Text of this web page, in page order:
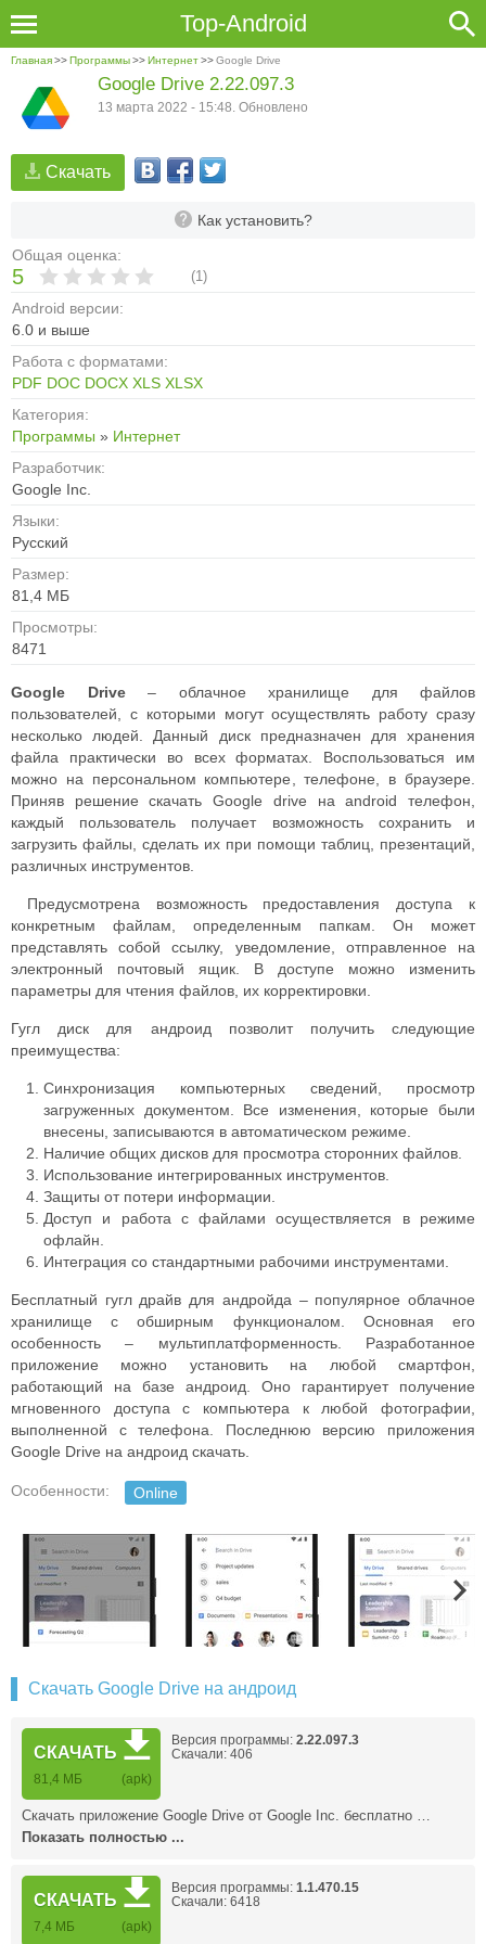
Top-Android
Главная>>Программы>>Интернет>>Google Drive
Скачать
Как установить?
Общая оценка:
5 (1)
Android версии:
6.0 и выше
Работа с форматами:
PDF DOC DOCX XLS XLSX
Категория:
Программы » Интернет
Разработчик:
Google Inc.
Языки:
Русский
Размер:
81,4 МБ
Просмотры:
8471
Google Drive 2.22.097.3
13 марта 2022 - 15:48. Обновлено
Google Drive – облачное хранилище для файлов
пользователей, с которыми могут осуществлять работу сразу
несколько людей. Данный диск предназначен для хранения
файла практически во всех форматах. Воспользоваться им
можно на персональном компьютере, телефоне, в браузере.
Приняв решение скачать Google drive на android телефон,
каждый пользователь получает возможность сохранить и
загрузить файлы, сделать их при помощи таблиц, презентаций,
различных инструментов.
Предусмотрена возможность предоставления доступа к
конкретным файлам, определенным папкам. Он может
представлять собой ссылку, уведомление, отправленное на
электронный почтовый ящик. В доступе можно изменить
параметры для чтения файлов, их корректировки.
Гугл диск для андроид позволит получить следующие
преимущества:
Синхронизация компьютерных сведений, просмотр
загруженных документом. Все изменения, которые были
внесены, записываются в автоматическом режиме.
Наличие общих дисков для просмотра сторонних файлов.
Использование интегрированных инструментов.
Защиты от потери информации.
Доступ и работа с файлами осуществляется в режиме
офлайн.
Интеграция со стандартными рабочими инструментами.
Бесплатный гугл драйв для андройда – популярное облачное
хранилище с обширным функционалом. Основная его
особенность – мультиплатформенность. Разработанное
приложение можно установить на любой смартфон,
работающий на базе андроид. Оно гарантирует получение
мгновенного доступа с компьютера к любой фотографии,
выполненной с телефона.
Последнюю версию приложения
Google Drive на андроид скачать.
Особенности: Online
Скачать Google Drive на андроид
СКАЧАТЬ
81,4 МБ (apk)
Версия программы: 2.22.097.3
Скачали: 406
Скачать приложение Google Drive от Google Inc. бесплатно …
Показать полностью ...
СКАЧАТЬ
7,4 MБ (apk)
Версия программы: 1.1.470.15
Скачали: 6418